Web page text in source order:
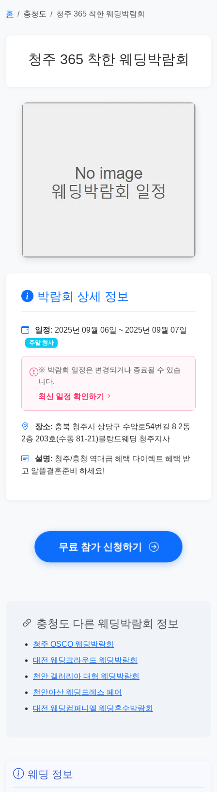
홈 충청도 청주 365 착한 웨딩박람회
청주 365 착한 웨딩박람회
박람회 상세 정보
일정: 2025년 09월 06일 ~ 2025년 09월 07일
주말 행사
※ 박람회 일정은 변경되거나 종료될 수 있습
니다.
최신 일정 확인하기
장소: 충북 청주시 상당구 수암로54번길 8 2동
2층 203호(수동 81-21)블랑드웨딩 청주지사
설명: 청주/충청 역대급 혜택 다이렉트 혜택 받
고 알뜰결혼준비 하세요!
무료 참가 신청하기
충청도 다른 웨딩박람회 정보
청주 OSCO 웨딩박람회
대전 웨딩크라우드 웨딩박람회
천안 갤러리아 대형 웨딩박람회
천안아산 웨딩드레스 페어
대전 웨딩컴퍼니엘 웨딩혼수박람회
웨딩 정보